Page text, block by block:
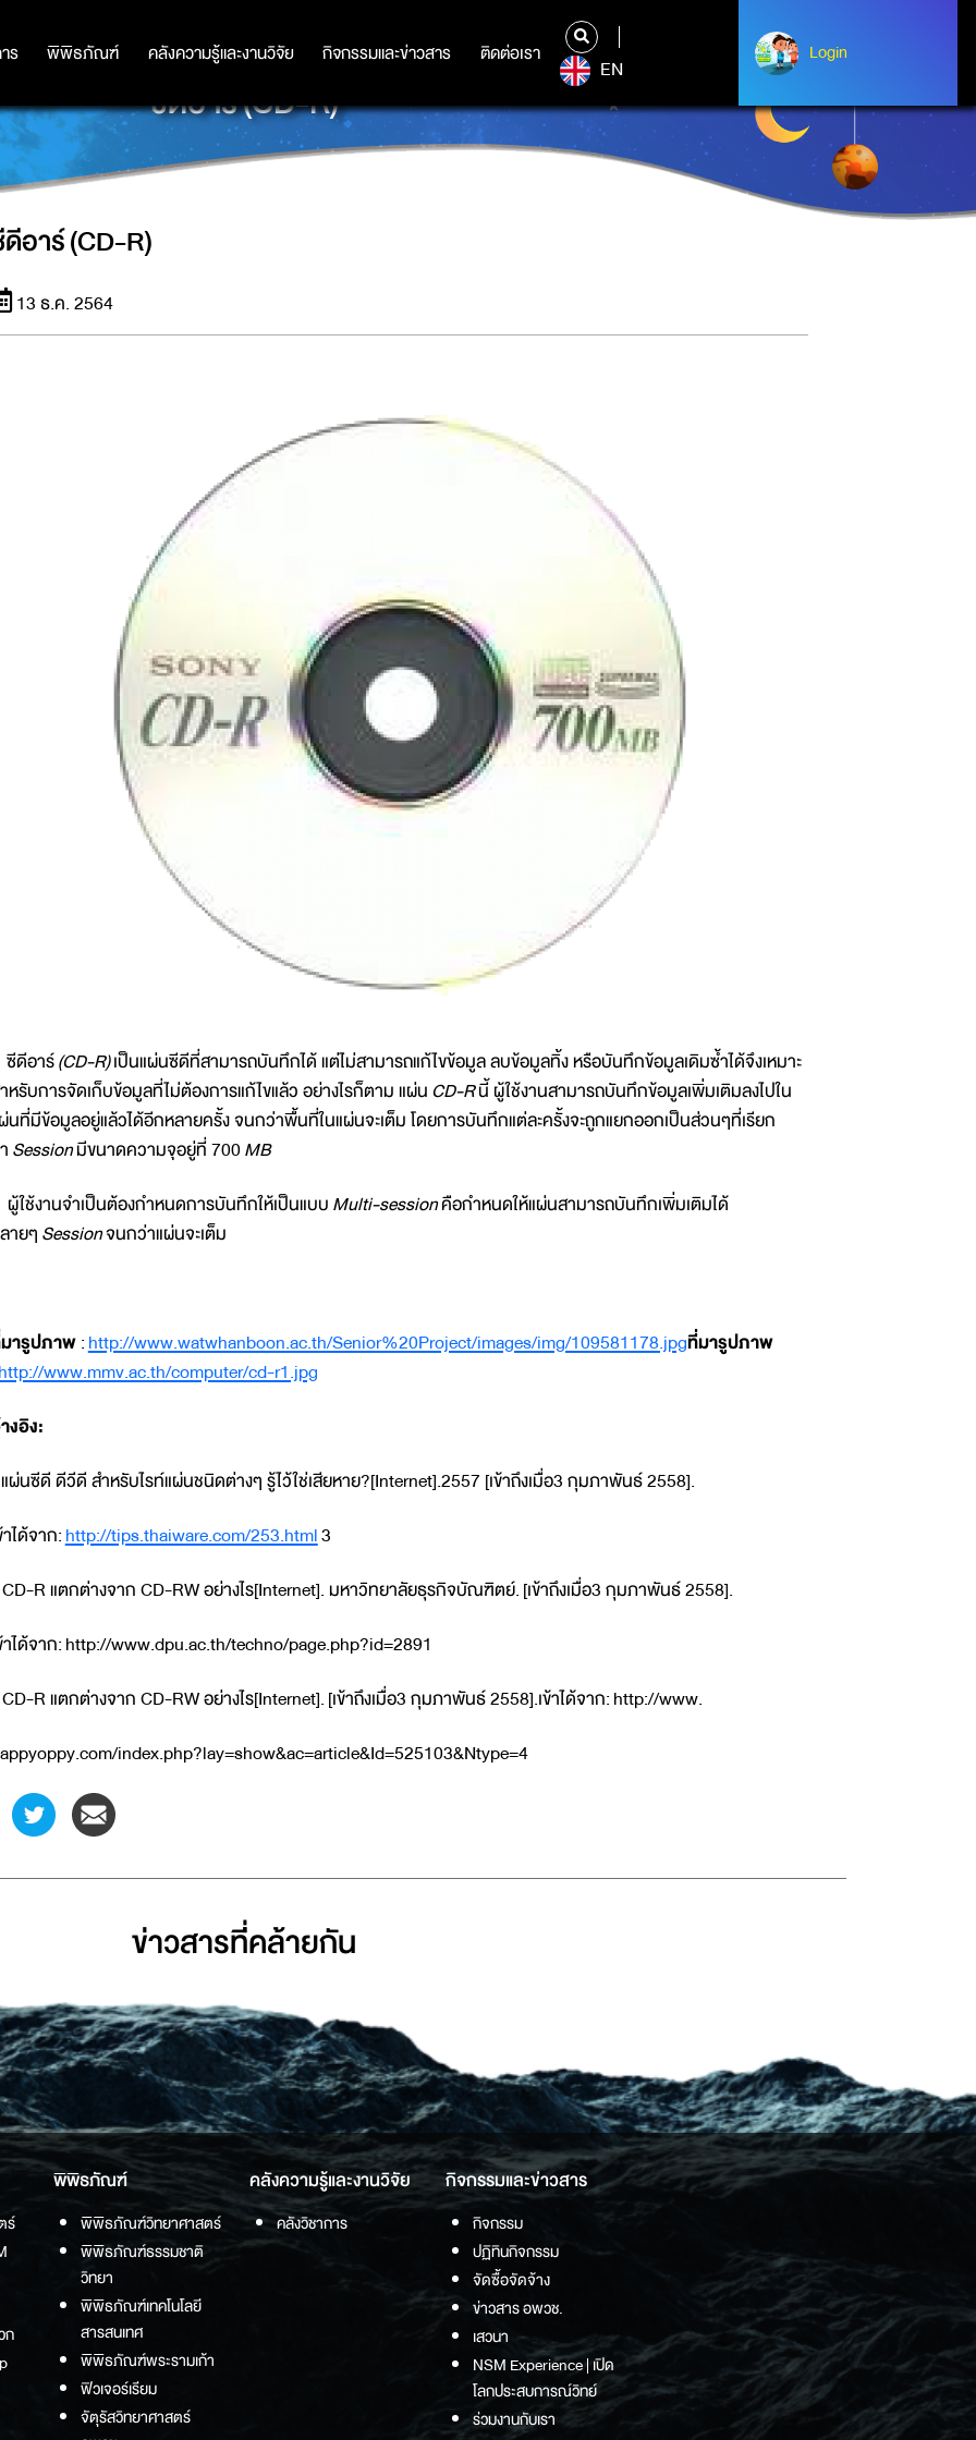
ร พิพิธภัณฑ์ คลังความรู้และงานวิจัย กิจกรรมและข่าวสาร ติดต่อเรา
ร พิพิธภัณฑ์ คลังความรู้และงานวิจัย กิจกรรมและข่าวสาร ติดต่อเรา
EN
Login
Login
ซีดีอาร์ (CD-R)
อาร์ (CD-R)
13 ธ.ค. 2564
ซีดีอาร์(CD-R)เป็นแผ่นซีดีที่สามารถบันทึกได้ แต่ไม่สามารถแก้ไขข้อมูล ลบข้อมูลทิ้ง หรือบันทึกข้อมูลเดิมซ้ำได้จึงเหมาะ
หรับการจัดเก็บข้อมูลที่ไม่ต้องการแก้ไขแล้ว อย่างไรก็ตาม แผ่นCD-Rนี้ ผู้ใช้งานสามารถบันทึกข้อมูลเพิ่มเติมลงไปใน
นที่มีข้อมูลอยู่แล้วได้อีกหลายครั้ง จนกว่าพื้นที่ในแผ่นจะเต็ม โดยการบันทึกแต่ละครั้งจะถูกแยกออกเป็นส่วนๆที่เรียก
Sessionมีขนาดความจุอยู่ที่ 700MB
ผู้ใช้งานจำเป็นต้องกำหนดการบันทึกให้เป็นแบบMulti-sessionคือกำหนดให้แผ่นสามารถบันทึกเพิ่มเติมได้
ายๆSessionจนกว่าแผ่นจะเต็ม
ารูปภาพ:http://www.watwhanboon.ac.th/Senior%20Project/images/img/109581178.jpgที่มารูปภาพ
http://www.mmv.ac.th/computer/cd-r1.jpg
งอิง:
ผ่นซีดี ดีวีดี สำหรับไรท์แผ่นชนิดต่างๆ รู้ไว้ใช่เสียหาย?[Internet].2557 [เข้าถึงเมื่อ3 กุมภาพันธ์ 2558].
าได้จาก:http://tips.thaiware.com/253.html3
R แตกต่างจาก CD-RW อย่างไร[Internet]. มหาวิทยาลัยธุรกิจบัณฑิตย์. [เข้าถึงเมื่อ3 กุมภาพันธ์ 2558].
าได้จาก: http://www.dpu.ac.th/techno/page.php?id=2891
R แตกต่างจาก CD-RW อย่างไร[Internet]. [เข้าถึงเมื่อ3 กุมภาพันธ์ 2558].เข้าได้จาก: http://www.
index.php?lay=show&ac=article&Id=525103&Ntype=4
ข่าวสารที่่คล้ายกัน
ร์
ก
พิพิธภัณฑ์
พิพิธภัณฑ์วิทยาศาสตร์
พิพิธภัณฑ์ธรรมชาติ
วิทยา
พิพิธภัณฑ์เทคโนโลยี
สารสนเทศ
พิพิธภัณฑ์พระรามเก้า
ฟิวเจอร์เรียม
จัตุรัสวิทยาศาสตร์
คลังความรู้และงานวิจัย
คลังวิชาการ
กิจกรรมและข่าวสาร
กิจกรรม
ปฏิทินกิจกรรม
จัดซื้อจัดจ้าง
ข่าวสาร อพวช.
เสวนา
NSM Experience | เปิด
โลกประสบการณ์วิทย์
ร่วมงานกับเรา